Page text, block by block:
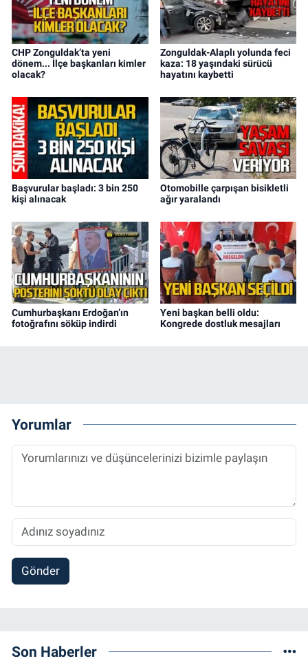
CHP Zonguldak’ta yeni
dönem... İlçe başkanları kimler
olacak?
Zonguldak-Alaplı yolunda feci
kaza: 18 yaşındaki sürücü
hayatını kaybetti
Başvurular başladı: 3 bin 250
kişi alınacak
Otomobille çarpışan bisikletli
ağır yaralandı
Cumhurbaşkanı Erdoğan’ın
fotoğrafını söküp indirdi
Yeni başkan belli oldu:
Kongrede dostluk mesajları
Yorumlar
Gönder
Son Haberler